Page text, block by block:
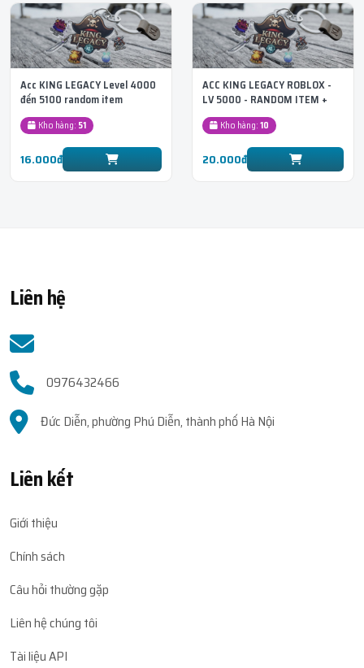
Acc KING LEGACY Level 4000
đến 5100 random item
Kho hàng: 51
16.000đ
ACC KING LEGACY ROBLOX -
LV 5000 - RANDOM ITEM +
SWORD
Kho hàng:10
20.000đ
Liên hệ
0976432466
Đức Diễn, phường Phú Diễn, thành phố Hà Nội
Liên kết
Giới thiệu
Chính sách
Câu hỏi thường gặp
Liên hệ chúng tôi
Tài liệu API